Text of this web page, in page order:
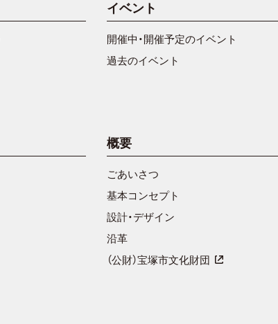
イベント
開催中・開催予定のイベント
過去のイベント
概要
ごあいさつ
基本コンセプト
設計・デザイン
沿革
（公財）宝塚市文化財団